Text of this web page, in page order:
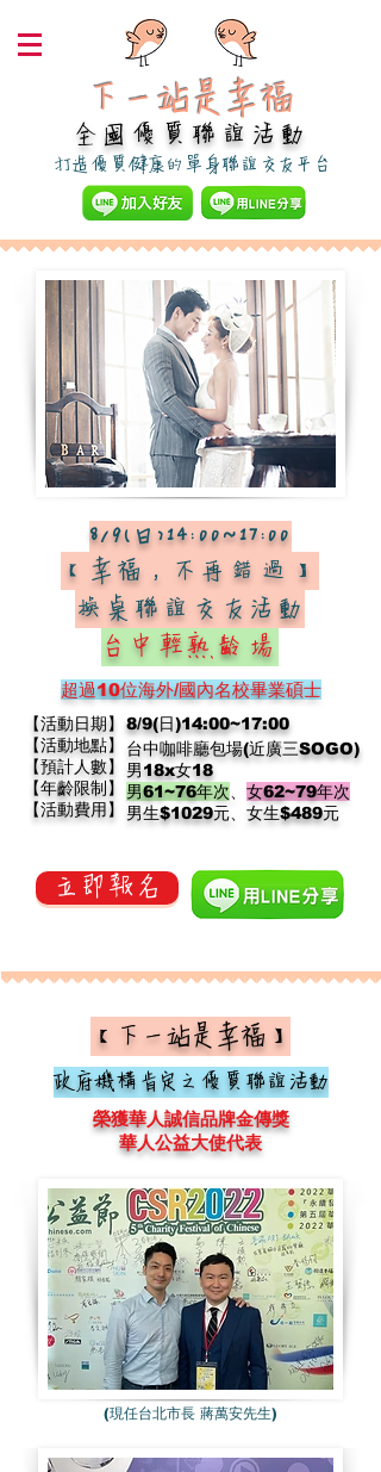
下一站是幸福​
全國優質聯誼活動
​打造優質健康的單身聯誼交友平台
【幸福，不再錯過】
換桌聯誼交友活動
台中輕熟齡場
8/9(日)14:00~17:00
超過10位海外/國內名校畢業碩士
【活動日期】
【活動地點】
【預計人數】
【年齡限制】
【活動費用】
台中咖啡廳包場(近廣三SOGO)
男18x女18
男61~76年次
女62~79年次
​男生$1029元、女生$489元​
8/9(日)14:00~17:00
立即報名
【下一站是幸福】
政府機構肯定之優質聯誼活動
榮獲華人誠信品牌金傳獎
華人公益大使代表
(現任台北市長 蔣萬安先生)